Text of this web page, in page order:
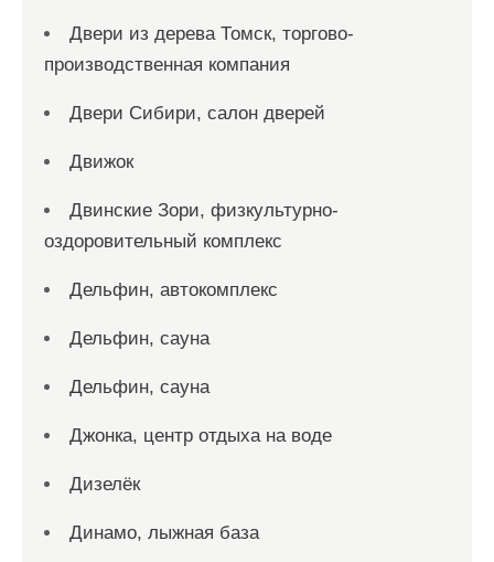
Двери из дерева Томск, торгово-
производственная компания
Двери Сибири, салон дверей
Движок
Двинские Зори, физкультурно-
оздоровительный комплекс
Дельфин, автокомплекс
Дельфин, сауна
Дельфин, сауна
Джонка, центр отдыха на воде
Дизелёк
Динамо, лыжная база